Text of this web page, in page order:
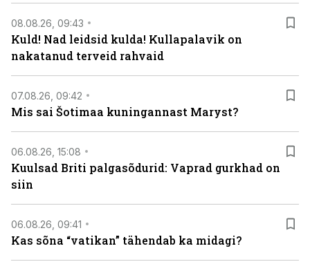
08.08.26, 09:43
Kuld! Nad leidsid kulda! Kullapalavik on
nakatanud terveid rahvaid
07.08.26, 09:42
Mis sai Šotimaa kuningannast Maryst?
06.08.26, 15:08
Kuulsad Briti palgasõdurid: Vaprad gurkhad on
siin
06.08.26, 09:41
Kas sõna “vatikan” tähendab ka midagi?